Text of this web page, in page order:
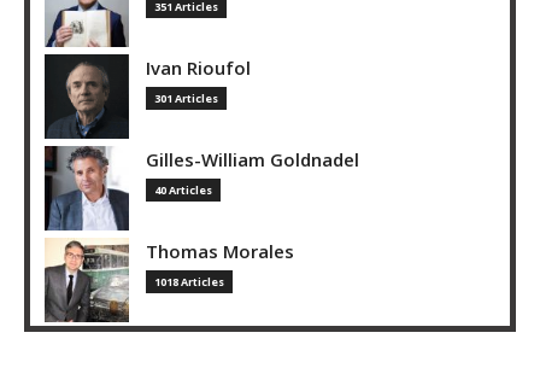
351 Articles
Ivan Rioufol
301 Articles
Gilles-William Goldnadel
40 Articles
Thomas Morales
1018 Articles